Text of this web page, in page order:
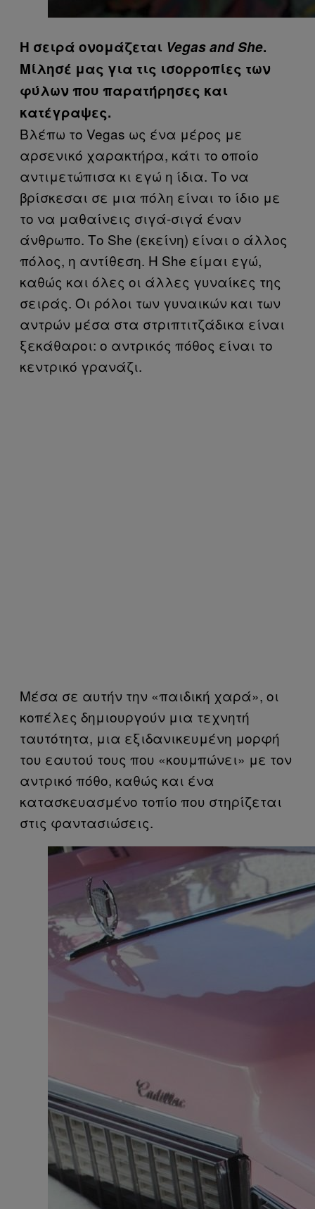
Η σειρά ονομάζεται Vegas and She.
Μίλησέ μας για τις ισορροπίες των
φύλων που παρατήρησες και
κατέγραψες.
Βλέπω το Vegas ως ένα μέρος με
αρσενικό χαρακτήρα, κάτι το οποίο
αντιμετώπισα κι εγώ η ίδια. Το να
βρίσκεσαι σε μια πόλη είναι το ίδιο με
το να μαθαίνεις σιγά-σιγά έναν
άνθρωπο. Το She (εκείνη) είναι ο άλλος
πόλος, η αντίθεση. Η She είμαι εγώ,
καθώς και όλες οι άλλες γυναίκες της
σειράς. Οι ρόλοι των γυναικών και των
αντρών μέσα στα στριπτιτζάδικα είναι
ξεκάθαροι: ο αντρικός πόθος είναι το
κεντρικό γρανάζι.
Μέσα σε αυτήν την «παιδική χαρά», οι
κοπέλες δημιουργούν μια τεχνητή
ταυτότητα, μια εξιδανικευμένη μορφή
του εαυτού τους που «κουμπώνει» με τον
αντρικό πόθο, καθώς και ένα
κατασκευασμένο τοπίο που στηρίζεται
στις φαντασιώσεις.